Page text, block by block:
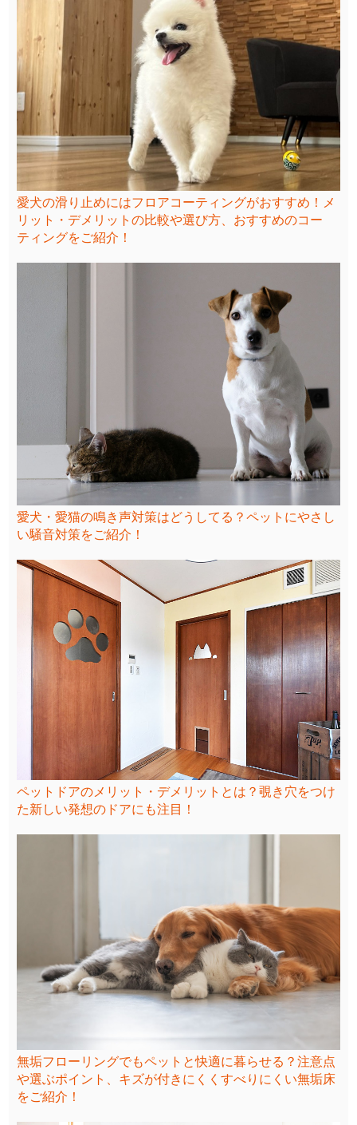
愛犬の滑り止めにはフロアコーティングがおすすめ！メ
リット・デメリットの比較や選び方、おすすめのコー
ティングをご紹介！
愛犬・愛猫の鳴き声対策はどうしてる？ペットにやさし
い騒音対策をご紹介！
ペットドアのメリット・デメリットとは？覗き穴をつけ
た新しい発想のドアにも注目！
無垢フローリングでもペットと快適に暮らせる？注意点
や選ぶポイント、キズが付きにくくすべりにくい無垢床
をご紹介！